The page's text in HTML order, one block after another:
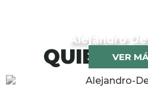
QUIENES
Alejandro
VER